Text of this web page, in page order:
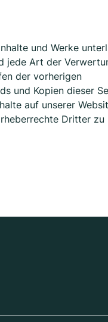
und Werke
jede Art der
der vorherigen
und Kopien dieser
auf unserer
Dritter zu